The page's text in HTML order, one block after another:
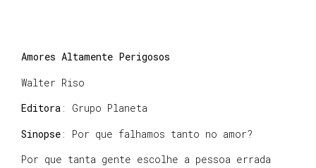
Amores Altamente Perigosos
Walter Riso
Editora : Grupo Planeta
Sinopse : Por que falhamos tanto no amor?
Por que tanta gente escolhe a pessoa errada